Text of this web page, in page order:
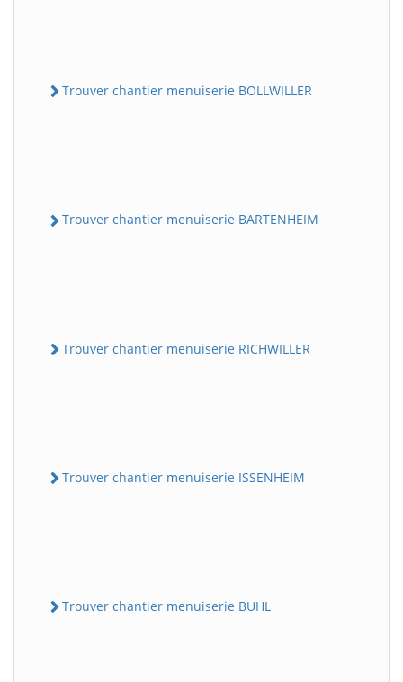
Trouver chantier menuiserie BOLLWILLER
Trouver chantier menuiserie BARTENHEIM
Trouver chantier menuiserie RICHWILLER
Trouver chantier menuiserie ISSENHEIM
Trouver chantier menuiserie BUHL